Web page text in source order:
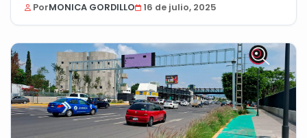
PorMONICA GORDILLO 16 de julio, 2025